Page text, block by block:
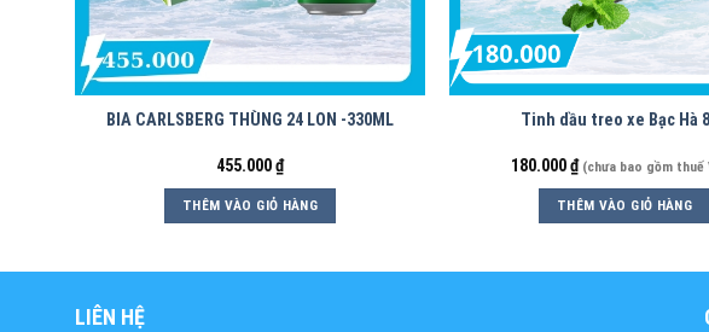
BIA CARLSBERG THÙNG 24 LON -330ML
455.000₫
THÊM VÀO GIỎ HÀNG
Tinh dầu treo xe Bạc Hà
180.000₫ (chưa bao gồm thuế
THÊM VÀO GIỎ HÀNG
LIÊN HỆ